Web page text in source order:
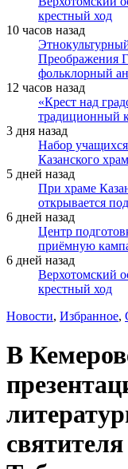
крестный ход
10 часов назад
Преображения
фольклорный
12 часов назад
«Крест над
традиционный
3 дня назад
Набор
Казанского
5 дней назад
При храме
открывается
6 дней назад
Центр
приёмную
6 дней назад
Верхотомский
крестный ход
Новости, Избранное,
В